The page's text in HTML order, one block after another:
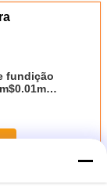
fundição